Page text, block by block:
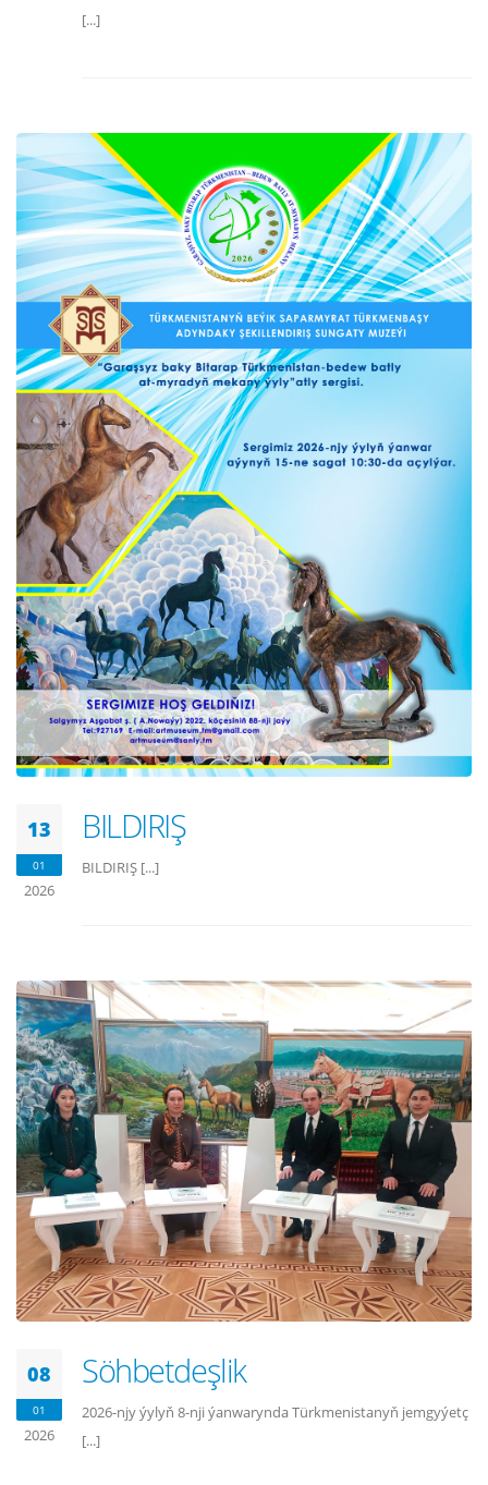
[...]
13
01
2026
BILDIRIŞ
BILDIRIŞ [...]
08
01
2026
Söhbetdeşlik
2026-njy ýylyň 8-nji ýanwarynda Türkmenistanyň jemgyýetç
[...]